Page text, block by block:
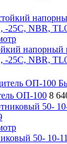
-25C, NBR,
ОП-100 8
50- 10-